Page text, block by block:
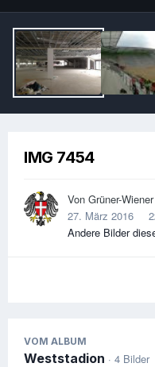
IMG 7454
Von Grüner-Wiener
27. März 2016
Andere Bilder
VOM ALBUM
Weststadion · 4 Bilder